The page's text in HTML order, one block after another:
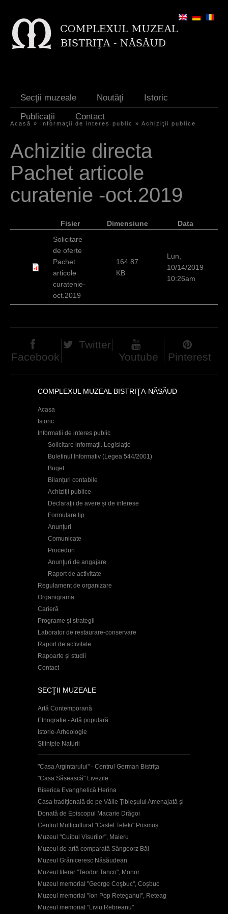
Secţii muzeale Noutăţi
Istoric
Publicaţii
Contact
ş
i
a
Acasă » Informaţii de interes public » Achiziţii publice
Achizitie directa
Pachet articole
curatenie -oct.2019
Fisier Dimensiune
Data
Solicitare
de oferte
Pachet
articole
curatenie-
oct.2019
164.87
KB
Lun,
10/14/2019
10:26am
Facebook
Twitter
Youtube
Pinterest
COMPLEXUL MUZEAL BISTRIŢA-NĂSĂUD
Acasa
Istoric
Informatii de interes public
Solicitare informații. Legislație
Buletinul Informativ (Legea 544/2001)
Buget
Bilanțuri contabile
Achiziţii publice
Declaraţii de avere și de interese
Formulare tip
Anunţuri
Comunicate
Proceduri
Anunţuri de angajare
Raport de activitate
Regulament de organizare
Organigrama
Carieră
Programe și strategii
Laborator de restaurare-conservare
Raport de activitate
Rapoarte și studii
Contact
SECŢII MUZEALE
Artă Contemporană
Etnografie - Artă populară
Istorie-Arheologie
Ştiinţele Naturii
"Casa Argintarului" - Centrul German Bistrița
"Casa Săsească" Livezile
Biserica Evanghelică Herina
Casa tradițională de pe Văile Țibleșului Amenajată și
Donată de Episcopul Macarie Drăgoi
Centrul Multicultural "Castel Teleki" Posmuș
Muzeul "Cuibul Visurilor", Maieru
Muzeul de artă comparată Sângeorz Băi
Muzeul Grăniceresc Năsăudean
Muzeul literar "Teodor Tanco", Monor
Muzeul memorial "George Coşbuc", Coşbuc
Muzeul memorial "Ion Pop Reteganul", Reteag
Muzeul memorial "Liviu Rebreanu"